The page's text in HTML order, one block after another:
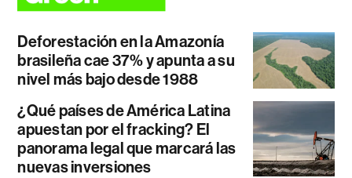
Deforestación en la Amazonía
brasileña cae 37% y apunta a su
nivel más bajo desde 1988
¿Qué países de América Latina
apuestan por el fracking? El
panorama legal que marcará las
nuevas inversiones